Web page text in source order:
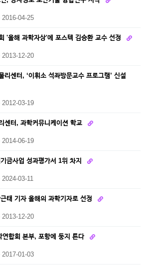
2016-04-25
'올해 과학자상'에 포스텍 김승환 교수 선정
2013-12-20
리센터, ‘이휘소 석좌방문교수 프로그램’ 신설
2012-03-19
센터, 과학커뮤니케이션 학교
2014-06-19
금사업 성과평가서 1위 차지
2024-03-11
태 기자 올해의 과학기자로 선정
2013-12-20
연합회 본부, 포항에 둥지 튼다
2017-01-03